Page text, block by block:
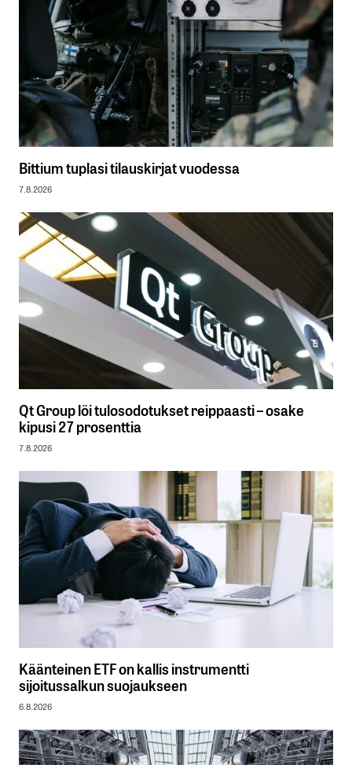
Bittium tuplasi tilauskirjat vuodessa
7.8.2026
Qt Group löi tulosodotukset reippaasti – osake
kipusi 27 prosenttia
7.8.2026
Käänteinen ETF on kallis instrumentti
sijoitussalkun suojaukseen
6.8.2026